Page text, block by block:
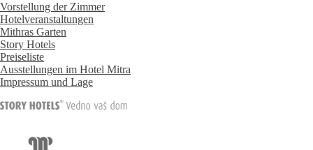
Vorstellung der Zimmer
Hotelveranstaltungen
Mithras Garten
Story Hotels
Preiseliste
Ausstellungen im Hotel Mitra
Impressum und Lage